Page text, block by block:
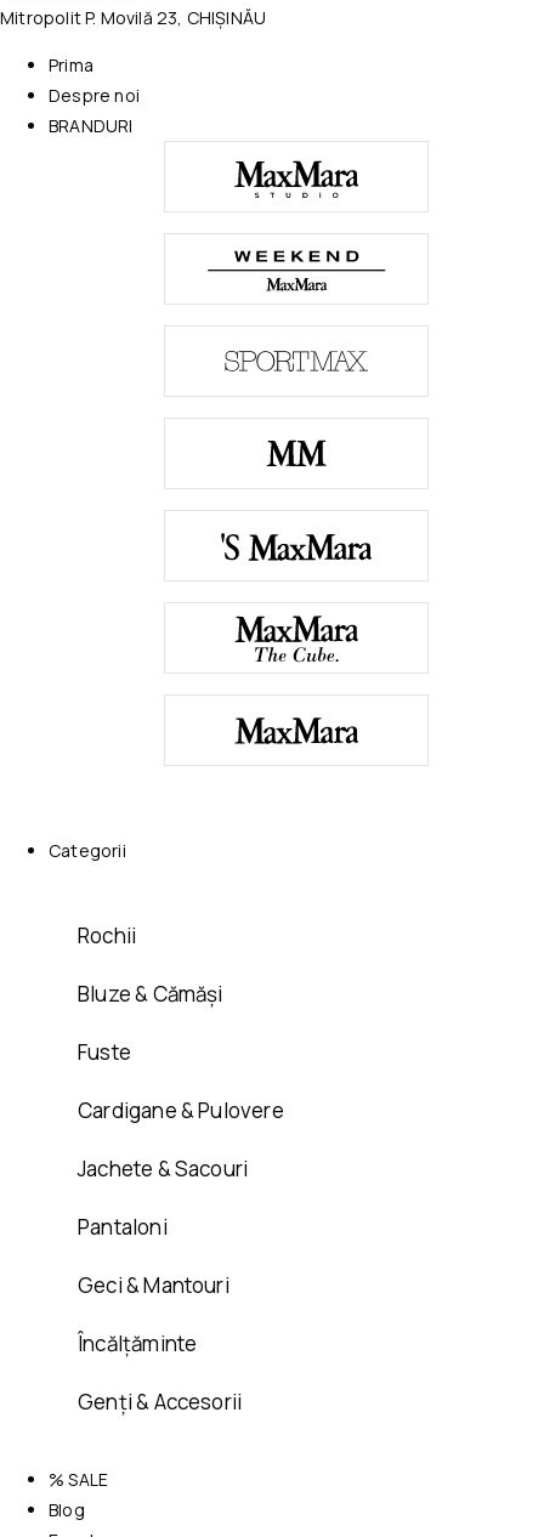
Mitropolit P. Movilă 23, CHIȘINĂU
Prima
Despre noi
BRANDURI
Categorii
Rochii
Bluze & Cămăși
Fuste
Cardigane & Pulovere
Jachete & Sacouri
Pantaloni
Geci & Mantouri
Încălțăminte
Genți & Accesorii
% SALE
Blog